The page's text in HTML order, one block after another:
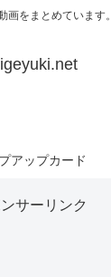
画をまとめています。
アップカード
サーリンク